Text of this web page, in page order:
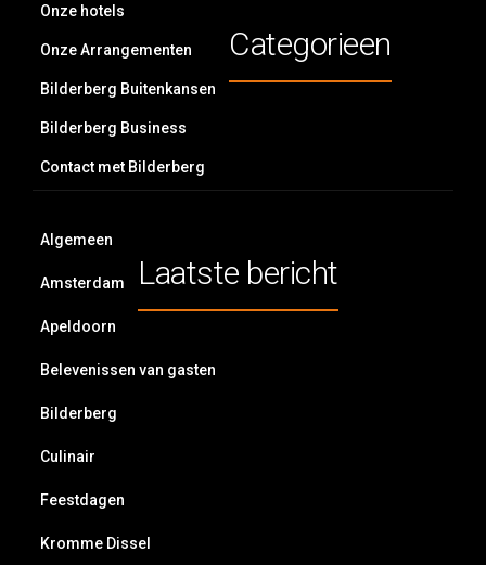
Onze hotels
Onze Arrangementen
Bilderberg Buitenkansen
Bilderberg Business
Contact met Bilderberg
Categorieen
Algemeen
Amsterdam
Apeldoorn
Belevenissen van gasten
Bilderberg
Culinair
Feestdagen
Kromme Dissel
Laatste bericht